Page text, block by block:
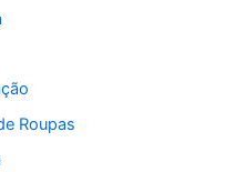
Roupas